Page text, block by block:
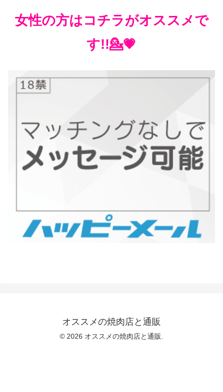
女性の方はコチラがオススメで
す!!💁💗
オススメの焼肉店と通販
© 2026 オススメの焼肉店と通販.